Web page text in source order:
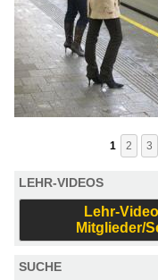
Seiten
1 2 3
LEHR-VIDEOS
Lehr-
Mitglieder/
SUCHE